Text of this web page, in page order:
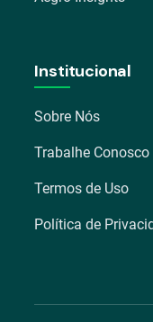
Institucional
Sobre Nós
Trabalhe Conosco
Termos de Uso
Política de